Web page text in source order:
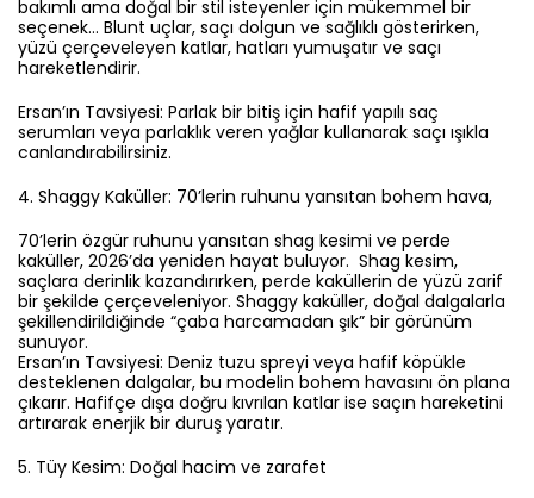
bakımlı ama doğal bir stil isteyenler için mükemmel bir
seçenek… Blunt uçlar, saçı dolgun ve sağlıklı gösterirken,
yüzü çerçeveleyen katlar, hatları yumuşatır ve saçı
hareketlendirir.
Ersan’ın Tavsiyesi: Parlak bir bitiş için hafif yapılı saç
serumları veya parlaklık veren yağlar kullanarak saçı ışıkla
canlandırabilirsiniz.
4.⁠ ⁠Shaggy Kaküller: 70’lerin ruhunu yansıtan bohem hava,
70’lerin özgür ruhunu yansıtan shag kesimi ve perde
kaküller, 2026’da yeniden hayat buluyor. Shag kesim,
saçlara derinlik kazandırırken, perde kaküllerin de yüzü zarif
bir şekilde çerçeveleniyor. Shaggy kaküller, doğal dalgalarla
şekillendirildiğinde “çaba harcamadan şık” bir görünüm
sunuyor.
Ersan’ın Tavsiyesi: Deniz tuzu spreyi veya hafif köpükle
desteklenen dalgalar, bu modelin bohem havasını ön plana
çıkarır. Hafifçe dışa doğru kıvrılan katlar ise saçın hareketini
artırarak enerjik bir duruş yaratır.
5.⁠ ⁠Tüy Kesim: Doğal hacim ve zarafet